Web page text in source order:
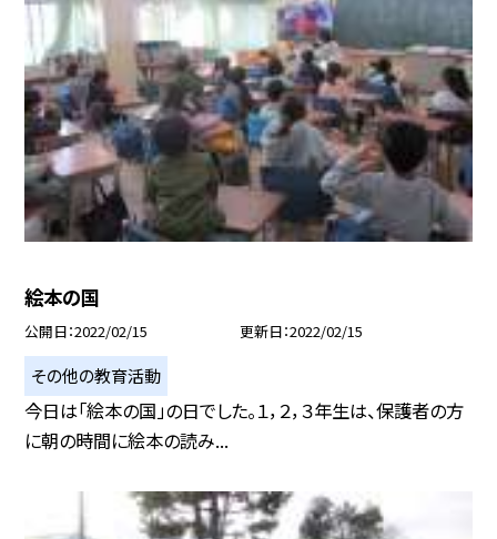
絵本の国
公開日 2022/02/15 更新日 2022/02/15
その他の教育活動
今日は「絵本の国」の日でした。１，２，３年生は、保護者の方
に朝の時間に絵本の読み...